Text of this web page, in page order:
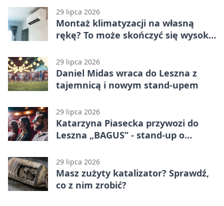
29 lipca 2026
Montaż klimatyzacji na własną
rękę? To może skończyć się wysoką
29 lipca 2026
Daniel Midas wraca do Leszna z
tajemnicą i nowym stand-upem
29 lipca 2026
Katarzyna Piasecka przywozi do
Leszna „BAGUS” - stand-up o
29 lipca 2026
Masz zużyty katalizator? Sprawdź,
co z nim zrobić?